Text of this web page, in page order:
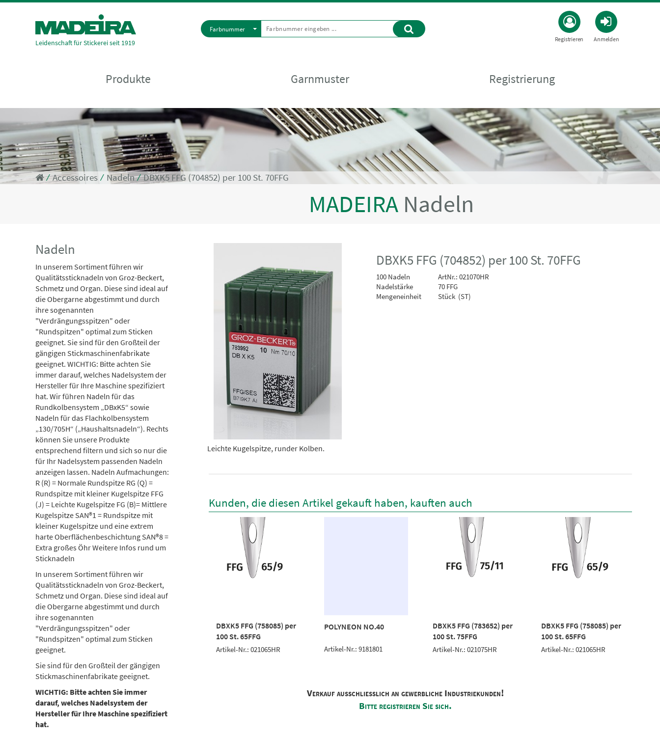
Leidenschaft für Stickerei seit 1919
Farbnummer
Anmelden
Registrieren
Produkte Garnmuster Registrierung
⁄Accessoires ⁄ Nadeln⁄DBXK5 FFG (704852) per 100 St. 70FFG
MADEIRA Nadeln
Nadeln
In unserem Sortiment führen wir
Qualitätssticknadeln von Groz-Beckert,
Schmetz und Organ. Diese sind ideal auf
die Obergarne abgestimmt und durch
ihre sogenannten
"Verdrängungsspitzen" oder
"Rundspitzen" optimal zum Sticken
geeignet. Sie sind für den Großteil der
gängigen Stickmaschinenfabrikate
geeignet. WICHTIG: Bitte achten Sie
immer darauf, welches Nadelsystem der
Hersteller für Ihre Maschine spezifiziert
hat. Wir führen Nadeln für das
Rundkolbensystem „DBxK5“ sowie
Nadeln für das Flachkolbensystem
„130/705H“ („Haushaltsnadeln“). Rechts
können Sie unsere Produkte
entsprechend filtern und sich so nur die
für Ihr Nadelsystem passenden Nadeln
anzeigen lassen. Nadeln Aufmachungen:
R (R) = Normale Rundspitze RG (Q) =
Rundspitze mit kleiner Kugelspitze FFG
(J) = Leichte Kugelspitze FG (B)= Mittlere
Kugelspitze SAN®1 = Rundspitze mit
kleiner Kugelspitze und eine extrem
harte Oberflächenbeschichtung SAN®8 =
Extra großes Öhr Weitere Infos rund um
Sticknadeln
In unserem Sortiment führen wir
Qualitätssticknadeln von Groz-Beckert,
Schmetz und Organ. Diese sind ideal auf
die Obergarne abgestimmt und durch
ihre sogenannten
"Verdrängungsspitzen" oder
"Rundspitzen" optimal zum Sticken
geeignet.
Sie sind für den Großteil der gängigen
Stickmaschinenfabrikate geeignet.
WICHTIG: Bitte achten Sie immer
darauf, welches Nadelsystem der
Hersteller für Ihre Maschine spezifiziert
hat.
DBXK5 FFG (704852) per 100 St. 70FFG
100 Nadeln
ArtNr.: 021070HR
Nadelstärke
70 FFG
Mengeneinheit
Stück (ST)
Leichte Kugelspitze, runder Kolben.
Kunden, die diesen Artikel gekauft haben, kauften auch
NO.40
Nr.: 9181801
DBXK5 FFG (783652) per
100 St. 75FFG
DBXK5 FFG (758085) per
100 St. 65FFG
Artikel-Nr.: 021065HR
POLYNEON NO.40
Artikel-Nr.: 9181801
DBXK5 FFG (783652) per
100 St. 75FFG
Artikel-Nr.: 021075HR
DBXK5 FFG (758085) per
100 St. 65FFG
Artikel-Nr.: 021065HR
Verkauf ausschliesslich an gewerbliche Industriekunden!
Bitte registrieren Sie sich.